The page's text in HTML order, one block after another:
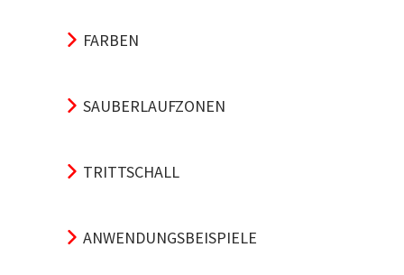
FARBEN
SAUBERLAUFZONEN
TRITTSCHALL
ANWENDUNGSBEISPIELE